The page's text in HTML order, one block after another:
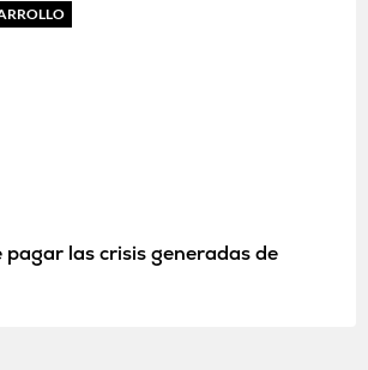
las crisis generadas de